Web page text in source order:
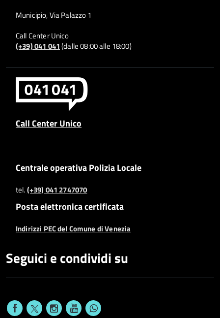
Municipio, Via Palazzo 1
Call Center Unico
(+39) 041 041(dalle 08:00 alle 18:00)
Call Center Unico
Centrale operativa Polizia Locale
tel.(+39) 041 2747070
Posta elettronica certificata
Indirizzi PEC del Comune di Venezia
Seguici e condividi su